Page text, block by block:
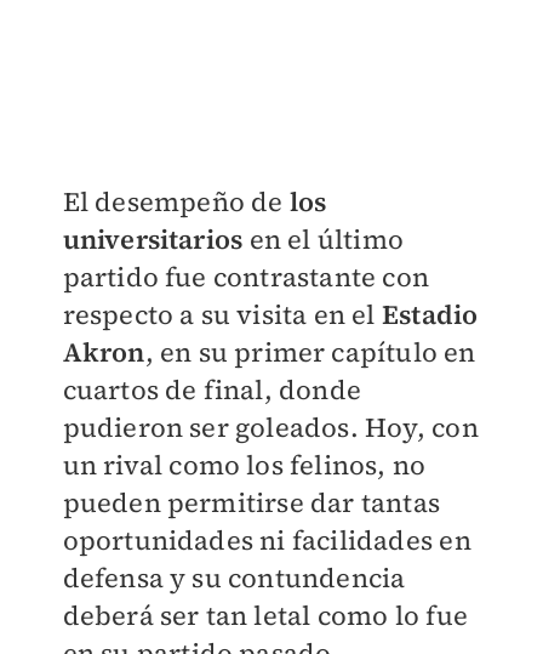
El desempeño de los
universitarios en el último
partido fue contrastante con
respecto a su visita en el Estadio
Akron, en su primer capítulo en
cuartos de final, donde
pudieron ser goleados. Hoy, con
un rival como los felinos, no
pueden permitirse dar tantas
oportunidades ni facilidades en
defensa y su contundencia
deberá ser tan letal como lo fue